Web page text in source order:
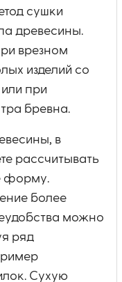
сушки
древесины.
врезном
изделий со
при
бревна.
в
рассчитывать
форму.
более
можно
ряд
Сухую